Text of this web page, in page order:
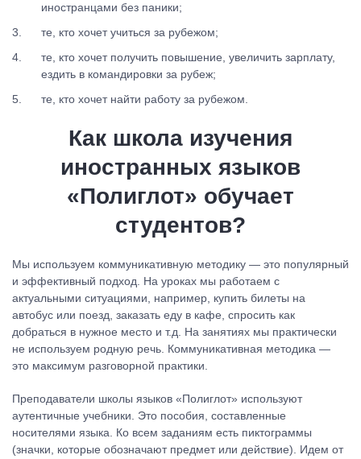
иностранцами без паники;
те, кто хочет учиться за рубежом;
те, кто хочет получить повышение, увеличить зарплату,
ездить в командировки за рубеж;
те, кто хочет найти работу за рубежом.
Как школа изучения
иностранных языков
«Полиглот» обучает
студентов?
Мы используем коммуникативную методику — это популярный
и эффективный подход. На уроках мы работаем с
актуальными ситуациями, например, купить билеты на
автобус или поезд, заказать еду в кафе, спросить как
добраться в нужное место и т.д. На занятиях мы практически
не используем родную речь. Коммуникативная методика —
это максимум разговорной практики.
Преподаватели школы языков «Полиглот» используют
аутентичные учебники. Это пособия, составленные
носителями языка. Ко всем заданиям есть пиктограммы
(значки, которые обозначают предмет или действие). Идем от